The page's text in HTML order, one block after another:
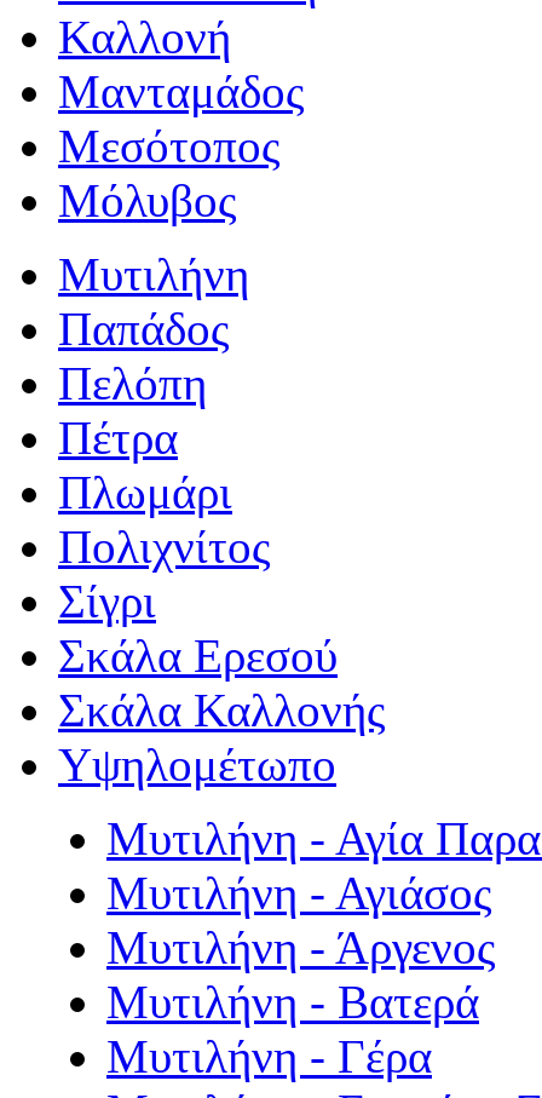
Καλλονή
Μανταμάδος
Μεσότοπος
Μόλυβος
Μυτιλήνη
Παπάδος
Πελόπη
Πέτρα
Πλωμάρι
Πολιχνίτος
Σίγρι
Σκάλα Ερεσού
Σκάλα Καλλονής
Υψηλομέτωπο
Μυτιλήνη - Αγία
Μυτιλήνη - Αγιάσος
Μυτιλήνη - Άργενος
Μυτιλήνη - Βατερά
Μυτιλήνη - Γέρα